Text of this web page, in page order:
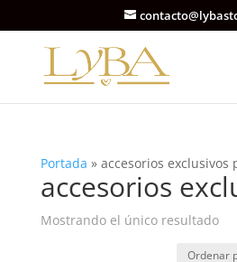
Portada » accesorios exclusivos
accesorios
Mostrando el único resultado